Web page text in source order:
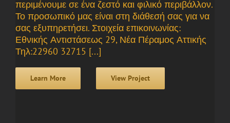
περιμένουμε σε ένα ζεστό και φιλικό περιβάλλον.
Το προσωπικό μας είναι στη διάθεσή σας για να
σας εξυπηρετήσει. Στοιχεία επικοινωνίας:
Εθνικής Αντιστάσεως 29, Νέα Πέραμος Αττικής
Τηλ:22960 32715 [...]
Learn More View Project